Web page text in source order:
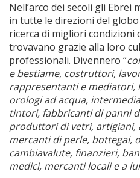
Nell’arco dei secoli gli
in tutte le direzioni del
ricerca di migliori condizioni
trovavano grazie alla loro
professionali. Divennero “
e bestiame, costruttori,
rappresentanti e mediatori,
orologi ad acqua,
tintori, fabbricanti di panni
produttori di vetri,
mercanti di perle, bottegai,
cambiavalute, finanzieri,
medici, mercanti locali e a